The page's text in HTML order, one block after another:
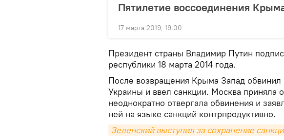
Пятилетие воссоединения
17 марта 2019, 19:00
Президент страны Владимир Путин
республики 18 марта 2014 года.
После возвращения Крыма Запад
Украины и ввел санкции. Москва приняла
неоднократно отвергала обвинения и
ней на языке санкций контрпродуктивно.
Зеленский выступил за сохранение